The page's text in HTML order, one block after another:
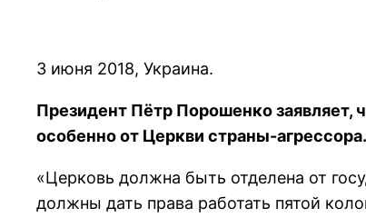
3 июня 2018, Украина.
Президент Пётр Порошенко заявляет,
особенно от Церкви страны-
«Церковь должна быть отделена от
должны дать права работать пятой